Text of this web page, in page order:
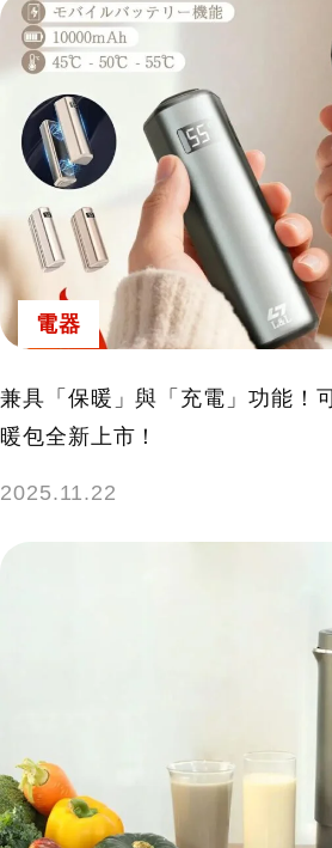
電器
兼具「保暖」與「充電」功能！
暖包全新上市！
2025.11.22